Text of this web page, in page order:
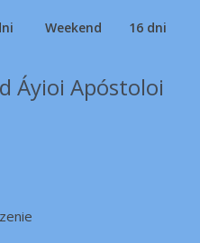
Weekend 16 dni
Áyioi Apóstoloi